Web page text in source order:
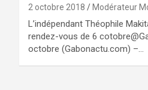
2 octobre 2018 Modérateur
L’indépendant Théophile
rendez-vous de 6
octobre (Gabonactu.com) –…